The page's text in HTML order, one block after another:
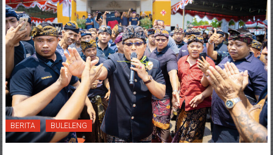
BERITA BULELENG